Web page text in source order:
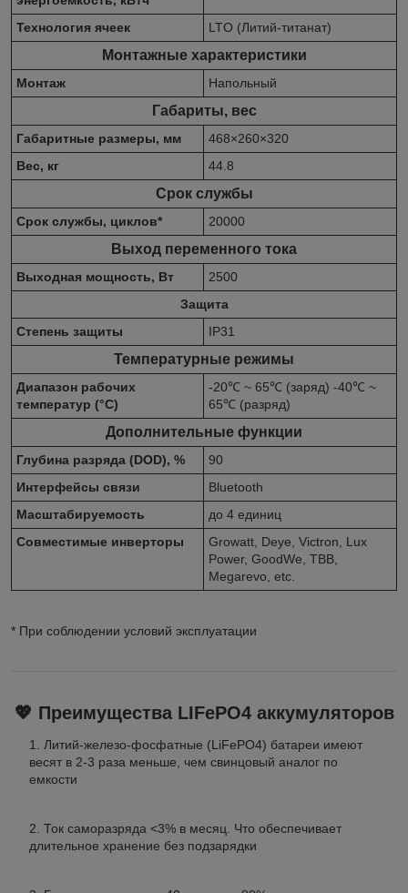
Технология ячеек LTO (Литий-титанат)
Монтажные характеристики
Монтаж Напольный
Габариты, вес
Габаритные размеры, мм
468×260×320
Вес, кг
44.8
Срок службы
Срок службы, циклов* 20000
Выход переменного тока
Выходная мощность, Вт
2500
Защита
Степень защиты
IP31
Температурные режимы
Диапазон рабочих
температур (°C)
-20℃ ~ 65℃ (заряд) -40℃ ~
65℃ (разряд)
Дополнительные функции
Глубина разряда (DOD), %
90
Интерфейсы связи
Bluetooth
Масштабируемость
до 4 единиц
Совместимые инверторы
Growatt, Deye, Victron, Lux
Power, GoodWe, TBB,
Megarevo, etc.
* При соблюдении условий эксплуатации
💖 Преимущества LIFePO4 аккумуляторов
Литий-железо-фосфатные (LiFePO4) батареи имеют
весят в 2-3 раза меньше, чем свинцовый аналог по
емкости
Ток саморазряда <3% в месяц. Что обеспечивает
длительное хранение без подзарядки